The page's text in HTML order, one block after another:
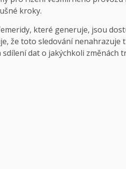
kroky.
které generuje, jsou
že toto sledování
dat o jakýchkoli změnách